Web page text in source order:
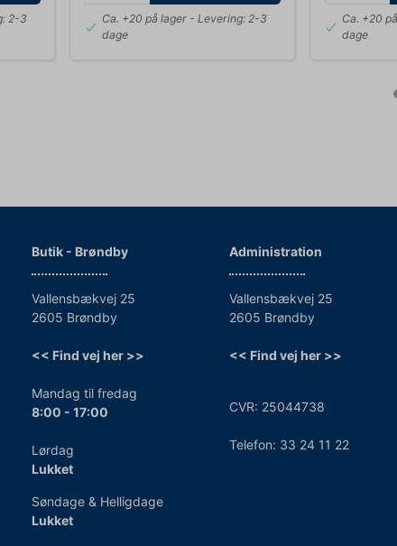
2-3
Ca. +20 på lager- Levering: 2-3
dage
Ca. +20
dage
Butik - Brøndby
Vallensbækvej 25
2605 Brøndby
<< Find vej her >>
Mandag til fredag
8:00 - 17:00
Lørdag
Lukket
Søndage & Helligdage
Lukket
Administration
Vallensbækvej 25
2605 Brøndby
<< Find vej her >>
CVR: 25044738
Telefon: 33 24 11 22